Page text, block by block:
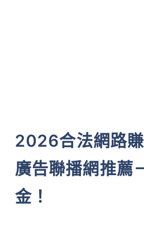
2026合法網路
廣告聯播網推薦
金！